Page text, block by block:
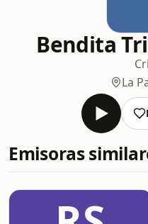
Bendita
La
Emisoras